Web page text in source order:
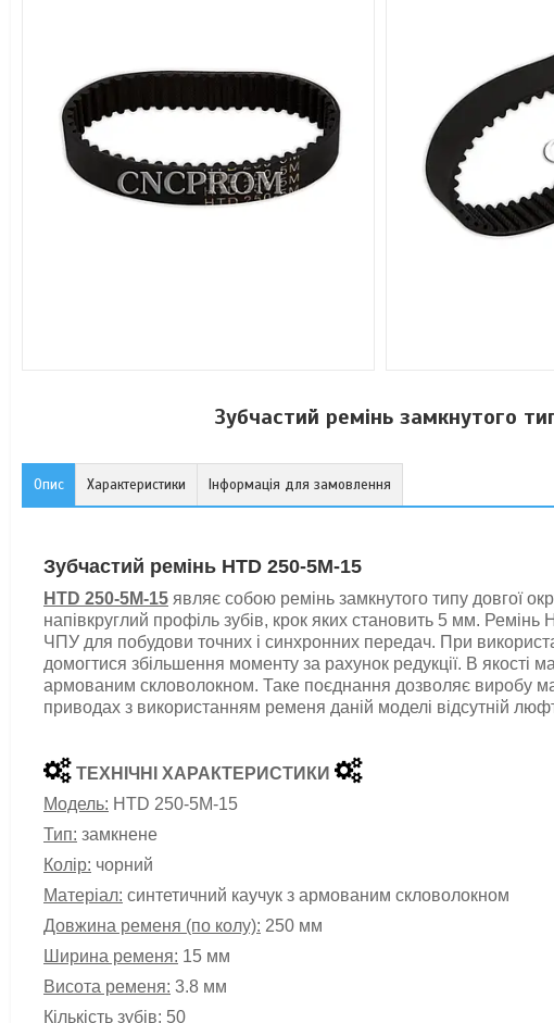
Зубчастий ремінь замкнутого
Опис Характеристики Інформація для замовлення
Зубчастий ремінь HTD 250-5M-15
HTD 250-5M-15 являє собою ремінь замкнутого типу довгої
напівкруглий профіль зубів, крок яких становить 5 мм.
ЧПУ для побудови точних і синхронних передач. При
домогтися збільшення моменту за рахунок редукції. В якості
армованим скловолокном. Таке поєднання дозволяє виробу
приводах з використанням ременя даній моделі відсутній
ТЕХНІЧНІ ХАРАКТЕРИСТИКИ
Модель: HTD 250-5M-15
Тип: замкнене
Колір: чорний
Матеріал: синтетичний каучук з армованим скловолокном
Довжина ременя (по колу): 250 мм
Ширина ременя: 15 мм
Висота ременя: 3.8 мм
Кількість зубів: 50